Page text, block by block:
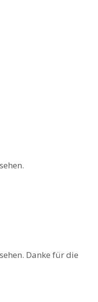
Danke für die